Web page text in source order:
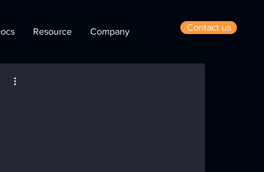
Resource Company Contact us